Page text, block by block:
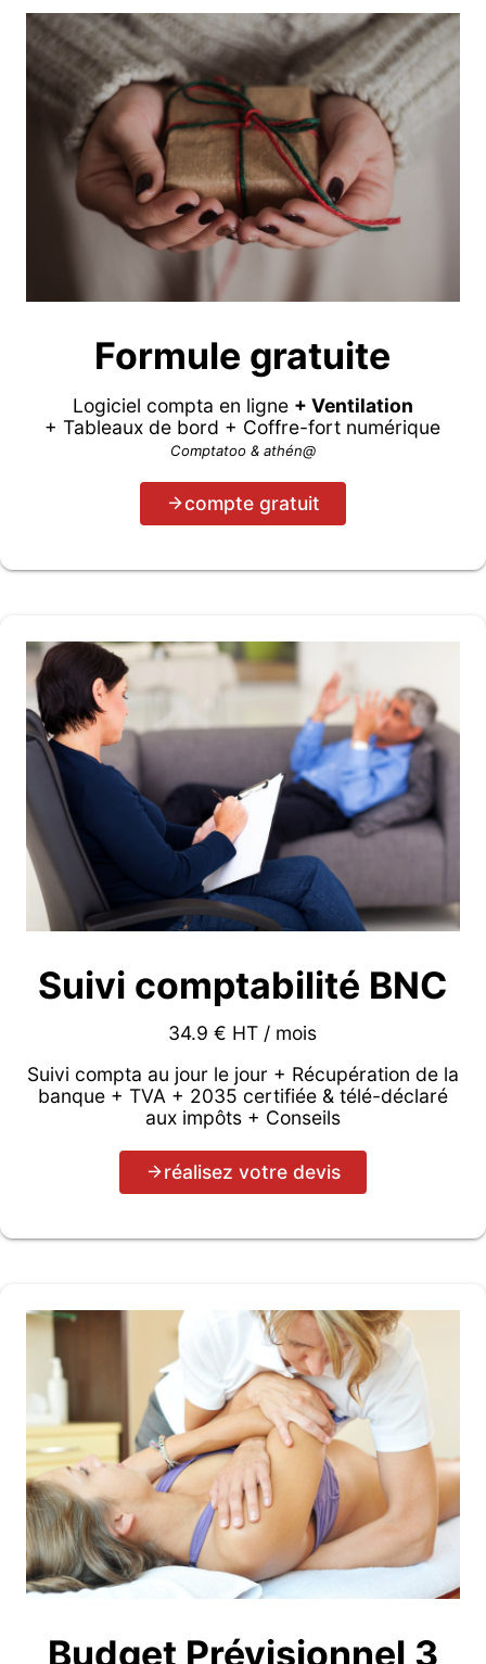
Formule gratuite
Logiciel compta en ligne + Ventilation
+ Tableaux de bord + Coffre-fort numérique
Comptatoo & athén@
compte gratuit
Suivi comptabilité BNC
34.9 € HT / mois
Suivi compta au jour le jour + Récupération de la
banque + TVA + 2035 certifiée & télé-déclaré
aux impôts + Conseils
réalisez votre devis
Budget Prévisionnel 3